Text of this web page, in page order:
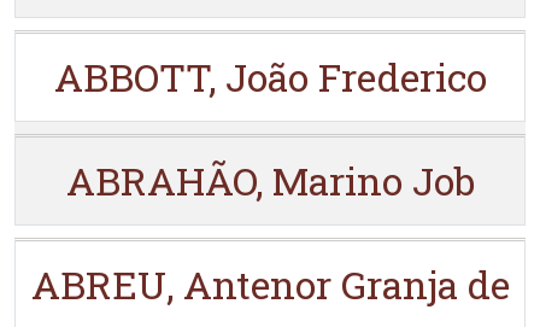
ABBOTT, João Frederico
ABRAHÃO, Marino Job
ABREU, Antenor Granja de